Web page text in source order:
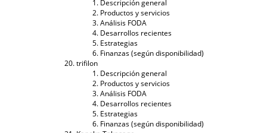
Descripción general
Productos y servicios
Análisis FODA
Desarrollos recientes
Estrategias
Finanzas (según disponibilidad)
trifilon
Descripción general
Productos y servicios
Análisis FODA
Desarrollos recientes
Estrategias
Finanzas (según disponibilidad)